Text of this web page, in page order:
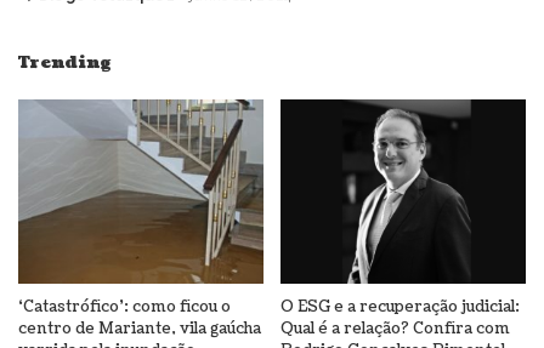
Trending
‘Catastrófico’: como ficou o
centro de Mariante, vila gaúcha
O ESG e a recuperação judicial:
Qual é a relação? Confira com